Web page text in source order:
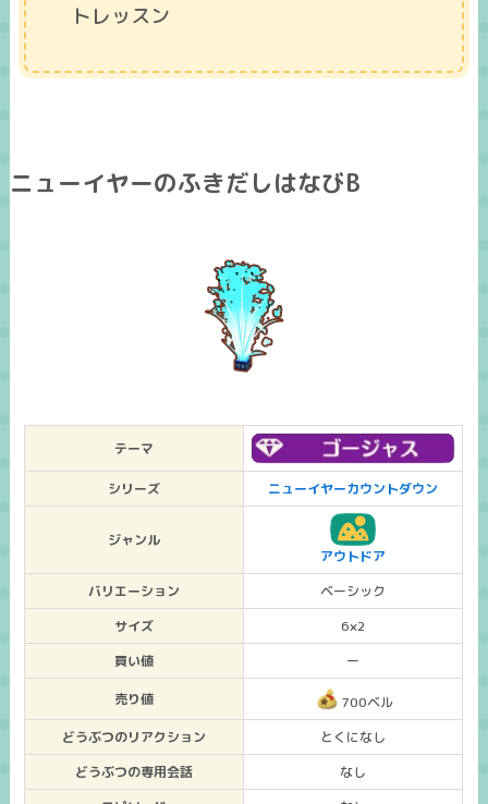
トレッスン
ニューイヤーのふきだしはなびB
テーマ
シリーズ ニューイヤーカウントダウン
ジャンル
アウトドア
バリエーション
ベーシック
サイズ
6×2
買い値
ー
売り値
700ベル
どうぶつのリアクション
とくになし
どうぶつの専用会話
なし